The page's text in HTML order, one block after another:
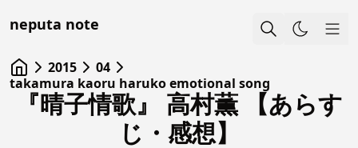
neputa note
2015
04
takamura kaoru haruko emotional song
『晴子情歌』 高村薫 【あらす
じ・感想】